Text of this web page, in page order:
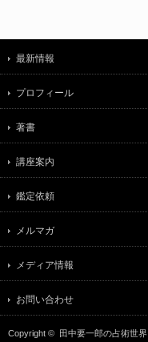
最新情報
プロフィール
著書
講座案内
鑑定依頼
メルマガ
メディア情報
お問い合わせ
Copyright © 田中要一郎の占術世界